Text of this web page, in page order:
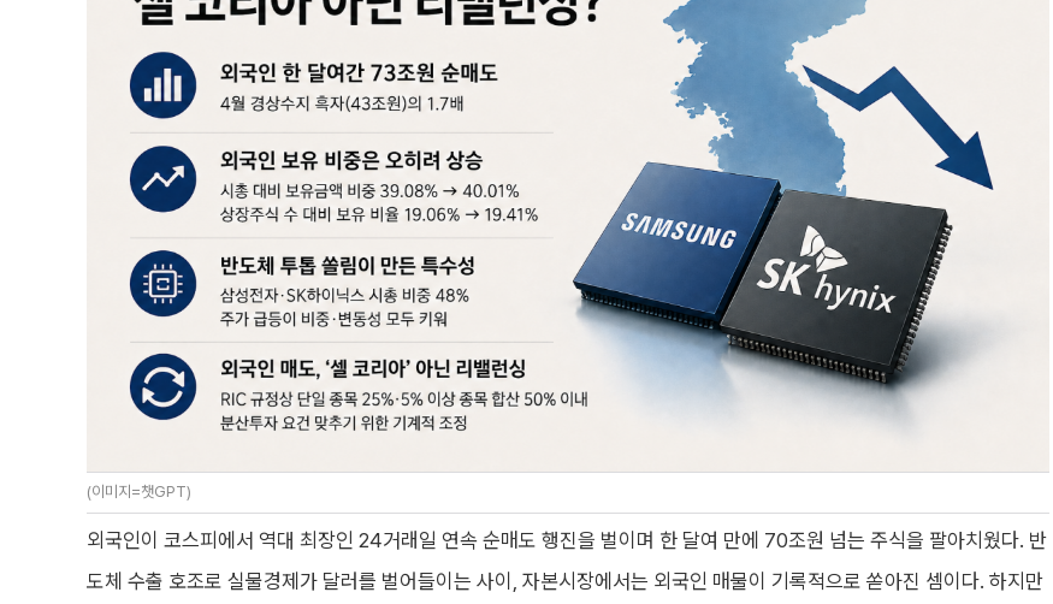
(이미지=챗GPT)
외국인이 코스피에서 역대 최장인 24거래일 연속 순매도 행진을 벌이며 한 달여 만에 70조원 넘는 주식을 팔아치웠다. 반
도체 수출 호조로 실물경제가 달러를 벌어들이는 사이, 자본시장에서는 외국인 매물이 기록적으로 쏟아진 셈이다. 하지만